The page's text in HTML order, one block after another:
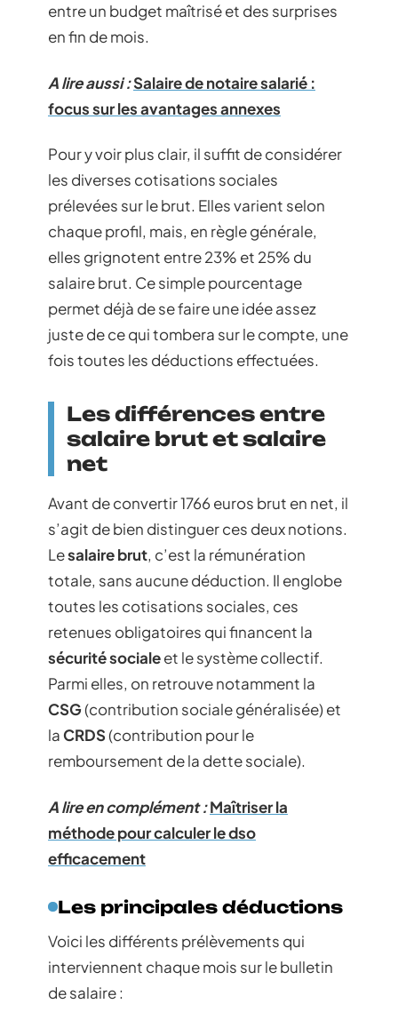
entre un budget maîtrisé et des surprises
en fin de mois.
A lire aussi :Salaire de notaire salarié :
focus sur les avantages annexes
Pour y voir plus clair, il suffit de considérer
les diverses cotisations sociales
prélevées sur le brut. Elles varient selon
chaque profil, mais, en règle générale,
elles grignotent entre 23% et 25% du
salaire brut. Ce simple pourcentage
permet déjà de se faire une idée assez
juste de ce qui tombera sur le compte, une
fois toutes les déductions effectuées.
Les différences entre
salaire brut et salaire
net
Avant de convertir 1766 euros brut en net, il
s’agit de bien distinguer ces deux notions.
Lesalaire brut, c’est la rémunération
totale, sans aucune déduction. Il englobe
toutes les cotisations sociales, ces
retenues obligatoires qui financent la
sécurité socialeet le système collectif.
Parmi elles, on retrouve notamment la
CSG(contribution sociale généralisée) et
laCRDS(contribution pour le
remboursement de la dette sociale).
A lire en complément :Maîtriser la
méthode pour calculer le dso
efficacement
Les principales déductions
Voici les différents prélèvements qui
interviennent chaque mois sur le bulletin
de salaire :